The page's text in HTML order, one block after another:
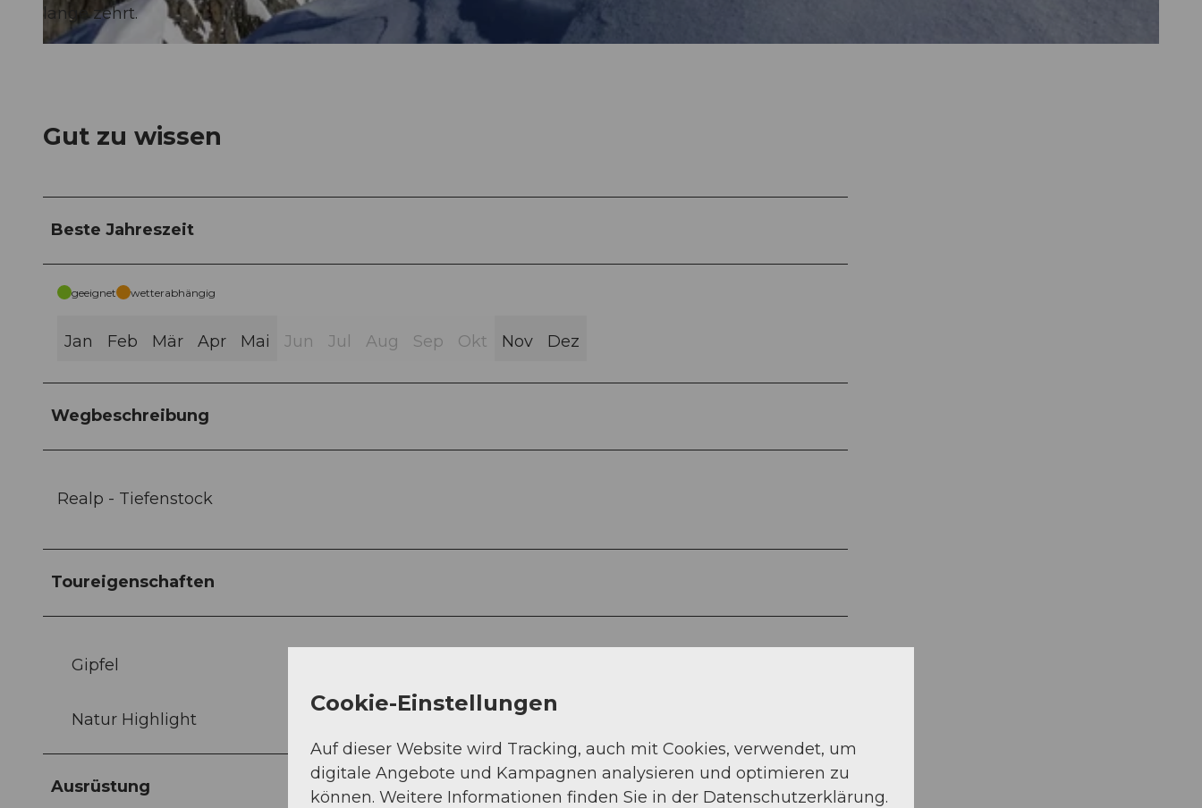
lange zehrt.
Gut zu wissen
Beste Jahreszeit
geeignet wetterabhängig
Jan Feb Mär Apr Mai Jun Jul Aug Sep Okt Nov Dez
Wegbeschreibung
Realp - Tiefenstock
Toureigenschaften
Gipfel
Natur Highlight
Ausrüstung
Cookie-Einstellungen
Auf dieser Website wird Tracking, auch mit Cookies, verwendet, um
digitale Angebote und Kampagnen analysieren und optimieren zu
können. Weitere Informationen finden Sie in der Datenschutzerklärung.